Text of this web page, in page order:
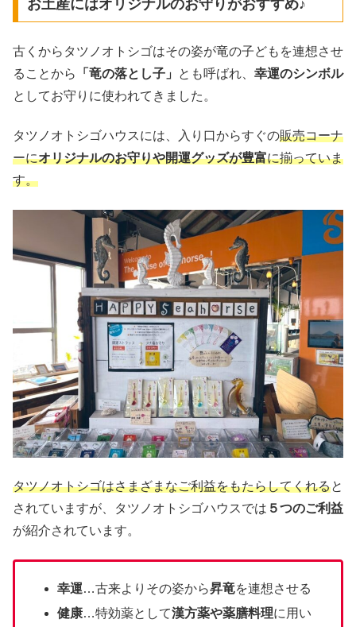
お土産にはオリジナルのお守りがおすすめ♪
古くからタツノオトシゴはその姿が竜の子どもを連想させ
ることから
「竜の落とし子」 とも呼ばれ、 幸運のシンボル
としてお守りに使われてきました。
タツノオトシゴハウスには、入り口からすぐの販売コーナ
ーにオリジナルのお守りや開運グッズが豊富に揃っていま
す。
タツノオトシゴはさまざまなご利益をもたらしてくれると
されていますが、タツノオトシゴハウスでは ５つのご利益
が紹介されています。
幸運…古来よりその姿から昇竜を連想させる
健康…特効薬として漢方薬や薬膳料理に用い